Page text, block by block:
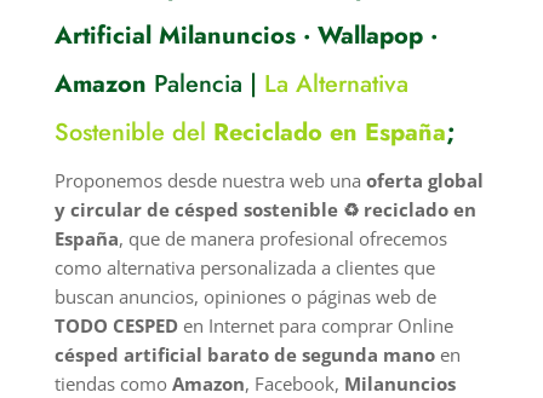
Artificial Milanuncios · Wallapop ·
Amazon Palencia | La Alternativa
Sostenible del Reciclado en España;
Proponemos desde nuestra web una oferta global
y circular de césped sostenible ♻️ reciclado en
España, que de manera profesional ofrecemos
como alternativa personalizada a clientes que
buscan anuncios, opiniones o páginas web de
TODO CESPEDen Internet para comprar Online
césped artificial barato de segunda manoen
tiendas como Amazon, Facebook, Milanuncios